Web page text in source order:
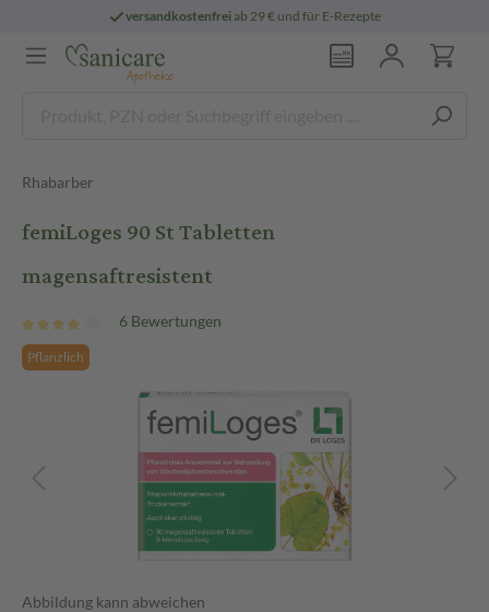
versandkostenfreiab 29 € und für E-Rezepte
Rhabarber
femiLoges 90 St Tabletten
magensaftresistent
6 Bewertungen
Pflanzlich
Abbildung kann abweichen